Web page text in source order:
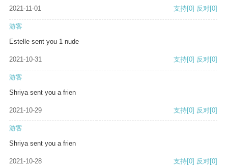
2021-11-01 支持[0] 反对[0]
游客
Estelle sent you 1 nude
2021-10-31 支持[0] 反对[0]
游客
Shriya sent you a frien
2021-10-29 支持[0] 反对[0]
游客
Shriya sent you a frien
2021-10-28 支持[0] 反对[0]